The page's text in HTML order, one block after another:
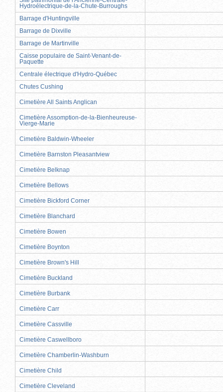
Hydroélectrique-de-la-Chute-Burroughs
Barrage d'Huntingville
Barrage de Dixville
Barrage de Martinville
Caisse populaire de Saint-Venant-de-
Paquette
Centrale électrique d'Hydro-Québec
Chutes Cushing
Cimetière All Saints Anglican
Cimetière Assomption-de-la-Bienheureuse-
Vierge-Marie
Cimetière Baldwin-Wheeler
Cimetière Barnston Pleasantview
Cimetière Belknap
Cimetière Bellows
Cimetière Bickford Corner
Cimetière Blanchard
Cimetière Bowen
Cimetière Boynton
Cimetière Brown's Hill
Cimetière Buckland
Cimetière Burbank
Cimetière Carr
Cimetière Cassville
Cimetière Caswellboro
Cimetière Chamberlin-Washburn
Cimetière Child
Cimetière Cleveland